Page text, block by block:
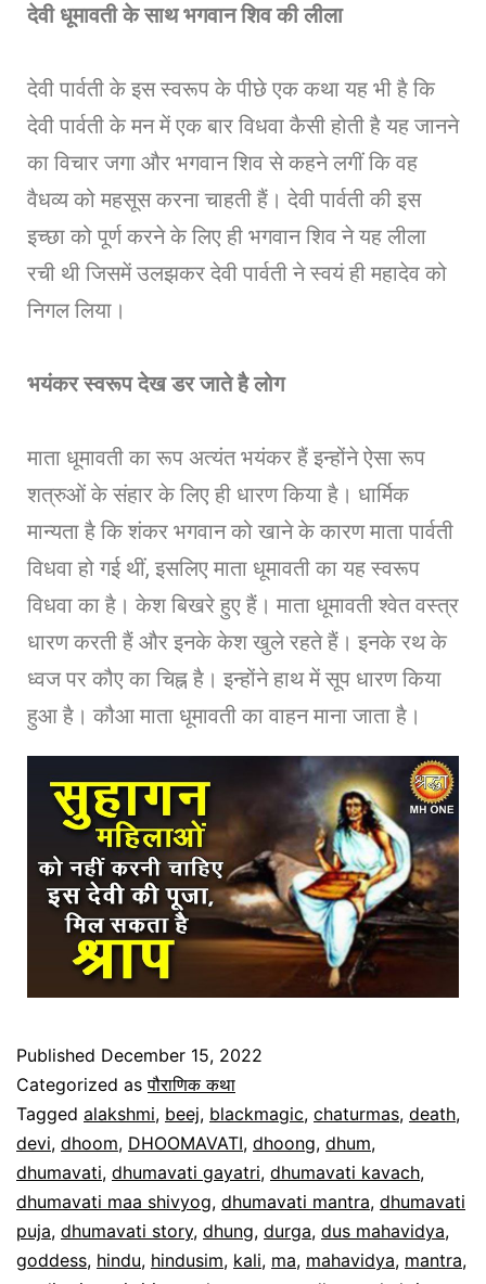
देवी धूमावती के साथ भगवान शिव की लीला
देवी पार्वती के इस स्वरूप के पीछे एक कथा यह भी है कि
देवी पार्वती के मन में एक बार विधवा कैसी होती है यह जानने
का विचार जगा और भगवान शिव से कहने लगीं कि वह
वैधव्य को महसूस करना चाहती हैं। देवी पार्वती की इस
इच्छा को पूर्ण करने के लिए ही भगवान शिव ने यह लीला
रची थी जिसमें उलझकर देवी पार्वती ने स्वयं ही महादेव को
निगल लिया।
भयंकर स्वरूप देख डर जाते है लोग
माता धूमावती का रूप अत्यंत भयंकर हैं इन्होंने ऐसा रूप
शत्रुओं के संहार के लिए ही धारण किया है। धार्मिक
मान्यता है कि शंकर भगवान को खाने के कारण माता पार्वती
विधवा हो गई थीं, इसलिए माता धूमावती का यह स्वरूप
विधवा का है। केश बिखरे हुए हैं। माता धूमावती श्वेत वस्त्र
धारण करती हैं और इनके केश खुले रहते हैं। इनके रथ के
ध्वज पर कौए का चिह्न है। इन्होंने हाथ में सूप धारण किया
हुआ है। कौआ माता धूमावती का वाहन माना जाता है।
Published December 15, 2022
Categorized asपौराणिक कथा
Tagged alakshmi, beej, blackmagic, chaturmas, death,
devi, dhoom, DHOOMAVATI, dhoong, dhum,
dhumavati, dhumavati gayatri, dhumavati kavach,
dhumavati maa shivyog, dhumavati mantra, dhumavati
puja, dhumavati story, dhung, durga, dus mahavidya,
goddess, hindu, hindusim, kali, ma, mahavidya, mantra,